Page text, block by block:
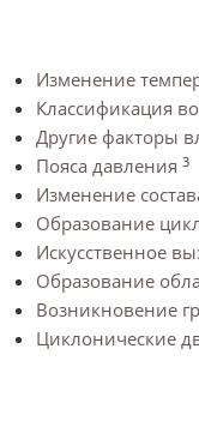
Изменение
Классификация
Другие факторы
Пояса давления 3
Изменение
Образование
Искусственное
Образование
Возникновение
Циклонические